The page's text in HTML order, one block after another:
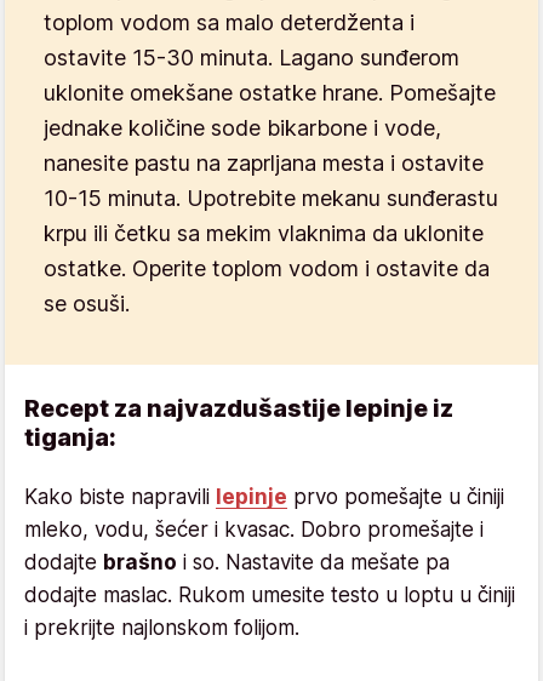
toplom vodom sa malo deterdženta i
ostavite 15-30 minuta. Lagano sunđerom
uklonite omekšane ostatke hrane. Pomešajte
jednake količine sode bikarbone i vode,
nanesite pastu na zaprljana mesta i ostavite
10-15 minuta. Upotrebite mekanu sunđerastu
krpu ili četku sa mekim vlaknima da uklonite
ostatke. Operite toplom vodom i ostavite da
se osuši.
Recept za najvazdušastije lepinje iz
tiganja:
Kako biste napravili lepinje prvo pomešajte u činiji
mleko, vodu, šećer i kvasac. Dobro promešajte i
dodajte brašno i so. Nastavite da mešate pa
dodajte maslac. Rukom umesite testo u loptu u činiji
i prekrijte najlonskom folijom.